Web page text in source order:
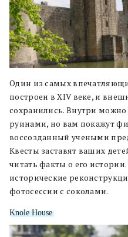
Один из самых
построен в XIV веке, и
сохранились. Внутри можно
руинами, но вам покажут
воссозданный учеными
Квесты заставят ваших
читать факты о его
исторические
фотосессии с соколами.
Knole House